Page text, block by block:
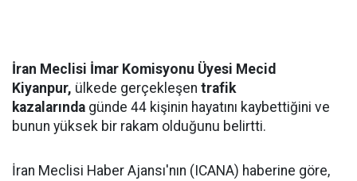
İran Meclisi İmar Komisyonu Üyesi Mecid
Kiyanpur, ülkede gerçekleşen trafik
kazalarında günde 44 kişinin hayatını kaybettiğini ve
bunun yüksek bir rakam olduğunu belirtti.
İran Meclisi Haber Ajansı'nın (ICANA) haberine göre,